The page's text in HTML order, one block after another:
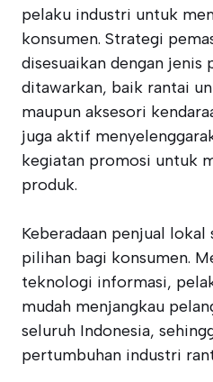
pelaku industri untuk
konsumen. Strategi
disesuaikan dengan jenis
ditawarkan, baik rantai
maupun aksesori
juga aktif
kegiatan promosi untuk
produk.
Keberadaan penjual
pilihan bagi konsumen.
teknologi informasi,
mudah menjangkau
seluruh Indonesia,
pertumbuhan industri